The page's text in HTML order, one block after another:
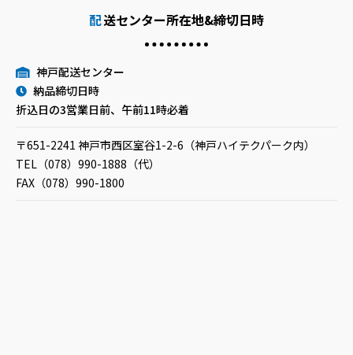
配送センター所在地&締切日時
神戸配送センター
納品締切日時
折込日の3営業日前、午前11時必着
〒651-2241 神戸市西区室谷1-2-6（神戸ハイテクパーク内）
TEL（078）990-1888（代）
FAX（078）990-1800